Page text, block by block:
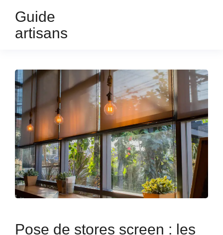
Guide
artisans
Pose de stores screen : les